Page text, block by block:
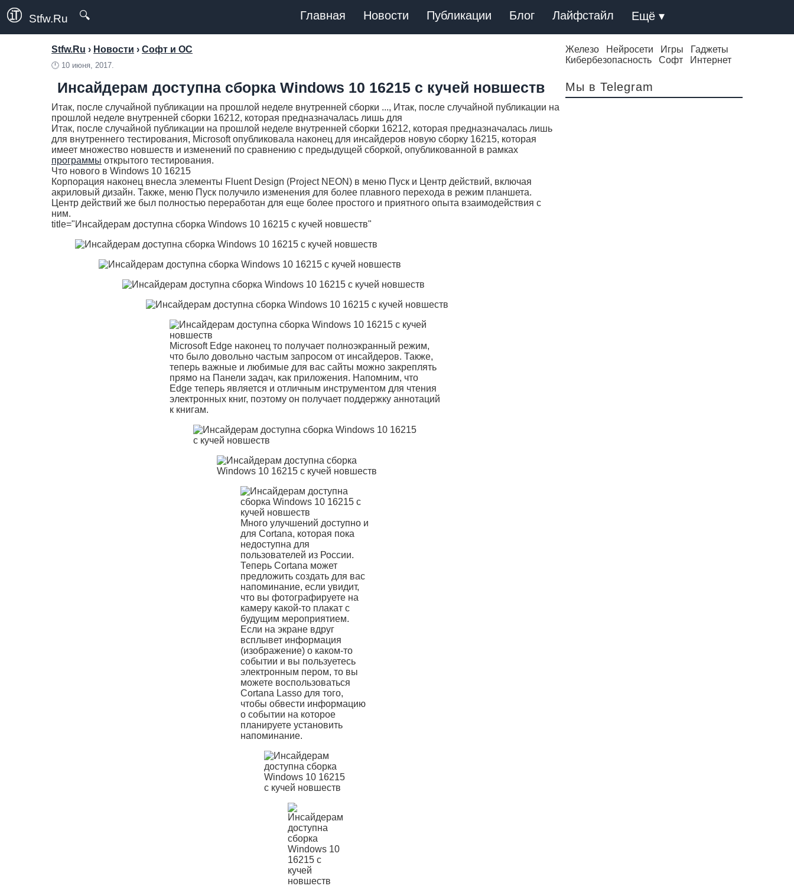
Stfw.Ru 🔍 Главная Новости Публикации Блог Лайфстайл Ещё ▾
Stfw.Ru › Новости › Софт и ОС
🕛 10 июня, 2017.
Инсайдерам доступна сборка Windows 10 16215 с кучей новшеств
Итак, после случайной публикации на прошлой неделе внутренней сборки ..., Итак, после случайной публикации на
прошлой неделе внутренней сборки 16212, которая предназначалась лишь для
Итак, после случайной публикации на прошлой неделе внутренней сборки 16212, которая предназначалась лишь
для внутреннего тестирования, Microsoft опубликовала наконец для инсайдеров новую сборку 16215, которая
имеет множество новшеств и изменений по сравнению с предыдущей сборкой, опубликованной в рамках
программы открытого тестирования.
Что нового в Windows 10 16215
Корпорация наконец внесла элементы Fluent Design (Project NEON) в меню Пуск и Центр действий, включая
акриловый дизайн. Также, меню Пуск получило изменения для более плавного перехода в режим планшета.
Центр действий же был полностью переработан для еще более простого и приятного опыта взаимодействия с
ним.
title="Инсайдерам доступна сборка Windows 10 16215 с кучей новшеств"
Microsoft Edge наконец то получает полноэкранный режим,
что было довольно частым запросом от инсайдеров. Также,
теперь важные и любимые для вас сайты можно закреплять
прямо на Панели задач, как приложения. Напомним, что
Edge теперь является и отличным инструментом для чтения
электронных книг, поэтому он получает поддержку аннотаций
к книгам.
Много улучшений доступно и
для Cortana, которая пока
недоступна для
пользователей из России.
Теперь Cortana может
предложить создать для вас
напоминание, если увидит,
что вы фотографируете на
камеру какой-то плакат с
будущим мероприятием.
Если на экране вдруг
всплывет информация
(изображение) о каком-то
событии и вы пользуетесь
электронным пером, то вы
можете воспользоваться
Cortana Lasso для того,
чтобы обвести информацию
о событии на которое
планируете установить
напоминание.
Железо Нейросети Игры
Гаджеты
Кибербезопасность
Софт Интернет
Мы в Telegram